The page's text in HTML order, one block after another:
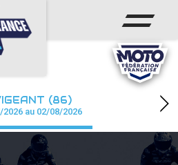
(86)
2026 au 02/08/2026